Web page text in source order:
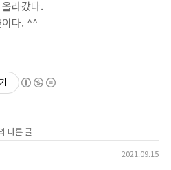
라갔다.
이다. ^^
다른 글
2021.09.15